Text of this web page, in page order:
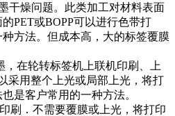
干燥问题。此类加工对材料表面
PET或BOPP可以进行色带打
方法。但成本高，大的标签覆膜
在轮转标签机上联机印刷、上
采用整个上光或局部上光，将打
是客户常用的一种方法。
刷．不需要覆膜或上光，将打印